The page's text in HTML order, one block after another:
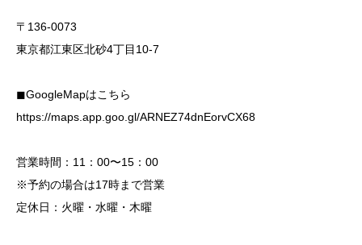
〒136-0073
東京都江東区北砂4丁目10-7
◼︎GoogleMapはこちら
https://maps.app.goo.gl/ARNEZ74dnEorvCX68
営業時間：11：00〜15：00
※予約の場合は17時まで営業
定休日：火曜・水曜・木曜